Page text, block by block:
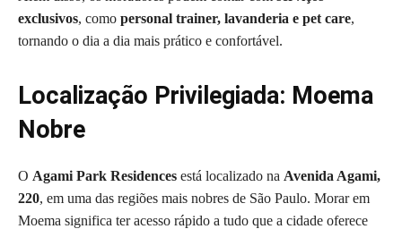
exclusivos, como personal trainer, lavanderia e pet care,
tornando o dia a dia mais prático e confortável.
Localização Privilegiada: Moema
Nobre
O Agami Park Residences está localizado na Avenida Agami,
220, em uma das regiões mais nobres de São Paulo. Morar em
Moema significa ter acesso rápido a tudo que a cidade oferece